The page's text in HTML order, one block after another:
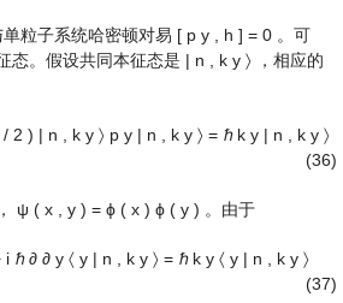
粒子系统哈密顿对易 [ p y h ] = 0 。可
态。假设共同本征态是 | n k y 〉
，相应的
/ 2 ) | n k y 〉 p y | n k y 〉 = ℏ k y | n k y 〉
(36)
ψ ( x y ) = ϕ ( x ) ϕ ( y ) 。由于
i ℏ∂ ∂ y 〈 y | n k y 〉 = ℏ k y 〈 y | n k y 〉
(37)